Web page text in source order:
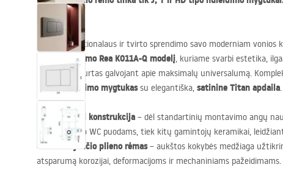
suderinami.
Ieškote funkcionalaus ir tvirto sprendimo savo moderniam vonios
potinkinio rėmo Rea K011A-Q modelį, kuriame svarbi estetika,
Gaminys sukurtas galvojant apie maksimalų universalumą.
J tipo nuleidimo mygtukassu elegantiška, satinine Titan apdaila.
Universali konstrukcija – dėl standartinių montavimo angų
prekės ženklo WC puodams, tiek kitų gamintojų keramikai,
Nerūdijančio plieno rėmas– aukštos kokybės medžiaga
atsparumą korozijai, deformacijoms ir mechaniniams pažeidimams.